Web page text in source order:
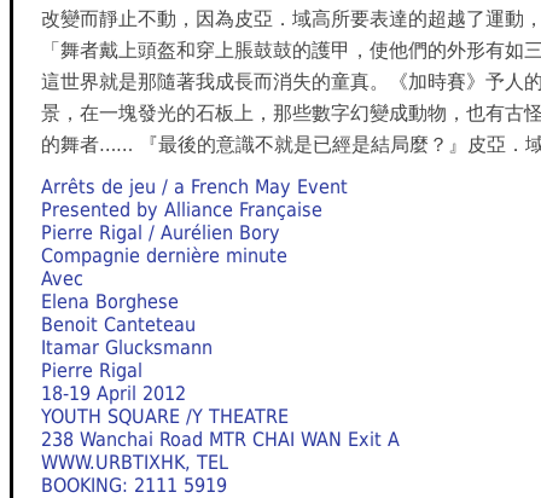
改變而靜止不動，因為皮亞．域高所要表達的超越了運
「舞者戴上頭盔和穿上脹鼓鼓的護甲，使他們的外形有
這世界就是那隨著我成長而消失的童真。《加時賽》予人
景，在一塊發光的石板上，那些數字幻變成動物，也有古
的舞者…… 『最後的意識不就是已經是結局麼？』皮亞．
Arrêts de jeu / a French May Event
Presented by Alliance Française
Pierre Rigal / Aurélien Bory
Compagnie dernière minute
Avec
Elena Borghese
Benoit Canteteau
Itamar Glucksmann
Pierre Rigal
18-19 April 2012
YOUTH SQUARE /Y THEATRE
238 Wanchai Road MTR CHAI WAN Exit A
WWW.URBTIXHK, TEL
BOOKING: 2111 5919